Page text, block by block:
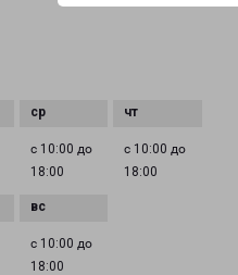
с 10:00 до
18:00
с 10:00 до
18:00
с 10:00 до
18:00